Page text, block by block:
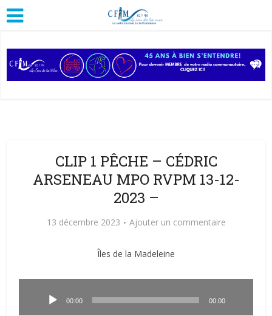
CLIP 1 PÊCHE – CÉDRIC
ARSENEAU MPO RVPM 13-12-
2023 –
13 décembre 2023 Ajouter un commentaire
Îles de la Madeleine
00:00 00:00